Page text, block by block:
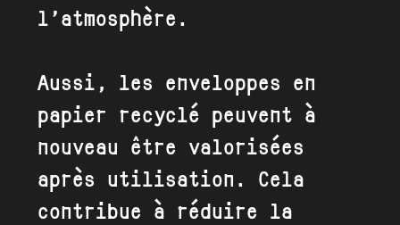
l’atmosphère.
Aussi, les enveloppes en
papier recyclé peuvent à
nouveau être valorisées
après utilisation. Cela
contribue à réduire la